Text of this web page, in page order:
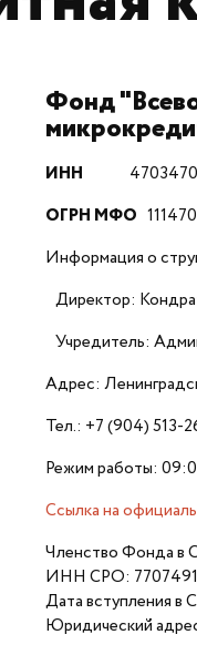
Фонд
ИНН
ОГРН МФО
Информация о
Директор:
Учредитель:
Адрес:
Тел.: +7 (904) 513-
Режим работы:
Ссылка на
Членство Фонда в
ИНН СРО:
Дата вступления в
Юридический